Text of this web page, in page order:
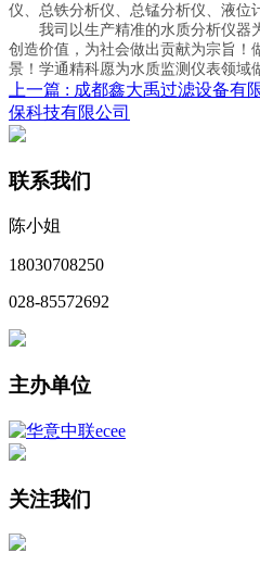
仪、总铁分析仪、总锰分析仪、液位
我司以生产精准的水质分析仪器
创造价值，为社会做出贡献为宗旨！
景！学通精科愿为水质监测仪表领域
上一篇 : 成都鑫大禹过滤设备有
保科技有限公司
联系我们
陈小姐
18030708250
028-85572692
主办单位
关注我们